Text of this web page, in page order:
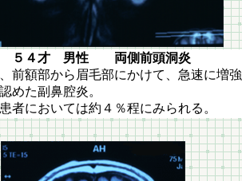
男性 両側前頭洞炎
前額部から眉毛部にかけて、急速に増強
めた副鼻腔炎。
者においては約４％程にみられる。